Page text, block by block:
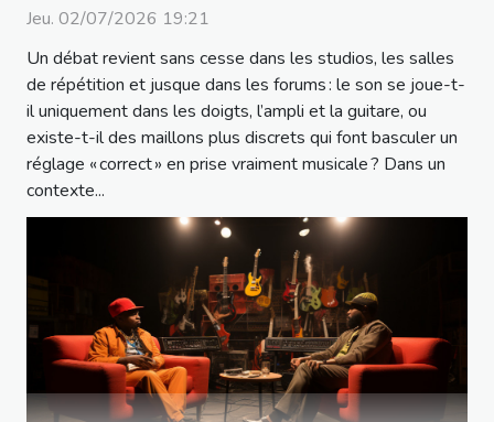
Jeu. 02/07/2026 19:21
Un débat revient sans cesse dans les studios, les salles
de répétition et jusque dans les forums : le son se joue-t-
il uniquement dans les doigts, l’ampli et la guitare, ou
existe-t-il des maillons plus discrets qui font basculer un
réglage « correct » en prise vraiment musicale ? Dans un
contexte...